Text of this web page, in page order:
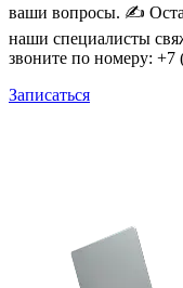
ваши вопросы. ✍️
наши специалисты
звоните по номеру: +7
Записаться